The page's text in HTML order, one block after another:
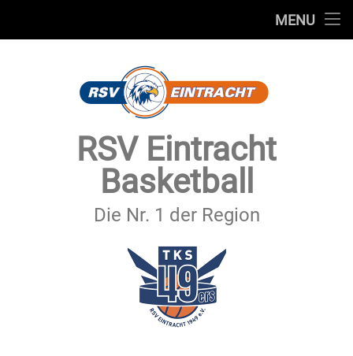
MENU
SECHSTER MANN
IMPRESSUM & DATENSCHUTZ
RSV Eintracht
Basketball
Die Nr. 1 der Region